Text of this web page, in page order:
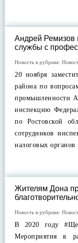
Андрей Ремизов
службы с
Новость в рубрике:
20 ноября
района по
промышленности
инспекцию
по Ростовской
сотрудников
налоговых
Жителям Дона
Новость в рубрике:
В 2020 году
Мероприятия в